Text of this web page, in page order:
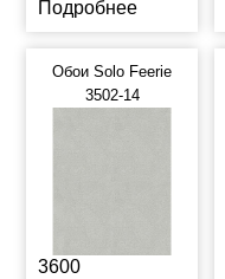
Подробнее
Обои Solo Feerie
3502-14
3600